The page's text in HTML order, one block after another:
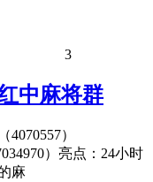
3
中麻将群
）
）亮点：24小时
麻